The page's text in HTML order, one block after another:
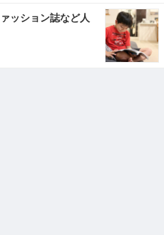
ッション誌など人